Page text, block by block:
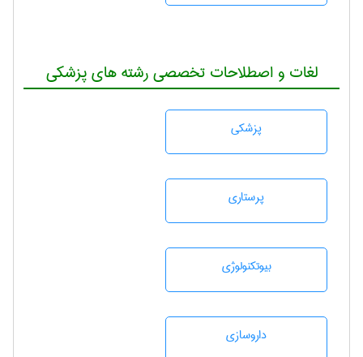
لغات و اصطلاحات تخصصی رشته های پزشکی
پزشكی
پرستاری
بيوتكنولوژی
داروسازی